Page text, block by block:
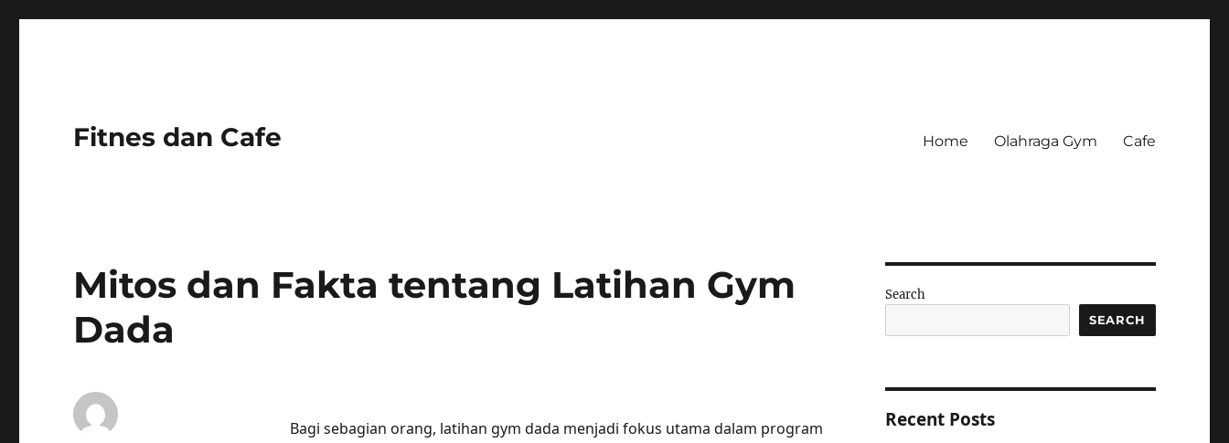
Fitnes dan Cafe Home Olahraga Gym Cafe
Mitos dan Fakta tentang Latihan Gym
Dada
Bagi sebagian orang, latihan gym dada menjadi fokus utama dalam program
Search
SEARCH
Recent Posts